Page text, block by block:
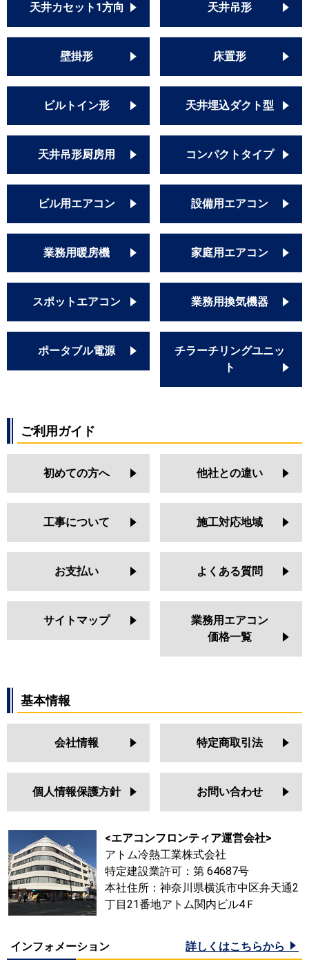
天井カセット1方向 天井吊形
壁掛形 床置形
ビルトイン形 天井埋込ダクト型
天井吊形厨房用 コンパクトタイプ
ビル用エアコン 設備用エアコン
業務用暖房機 家庭用エアコン
スポットエアコン 業務用換気機器
ポータブル電源
チラーチリングユニッ
ト
ご利用ガイド
初めての方へ 他社との違い
工事について 施工対応地域
お支払い よくある質問
サイトマップ
業務用エアコン
価格一覧
基本情報
会社情報 特定商取引法
個人情報保護方針 お問い合わせ
<エアコンフロンティア運営会社>
アトム冷熱工業株式会社
特定建設業許可：第 64687号
本社住所：神奈川県横浜市中区弁天通2
丁目21番地アトム関内ビル4Ｆ
インフォメーション 詳しくはこちらから